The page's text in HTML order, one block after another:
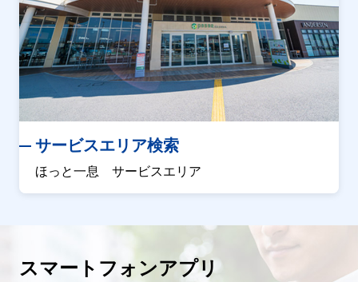
サービスエリア検索
ほっと一息 サービスエリア
スマートフォンアプリ